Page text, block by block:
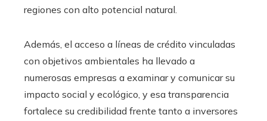
regiones con alto potencial natural.
Además, el acceso a líneas de crédito vinculadas
con objetivos ambientales ha llevado a
numerosas empresas a examinar y comunicar su
impacto social y ecológico, y esa transparencia
fortalece su credibilidad frente tanto a inversores